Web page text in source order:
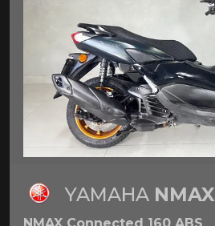
YAMAHA NMAX
NMAX Connected 160 ABS